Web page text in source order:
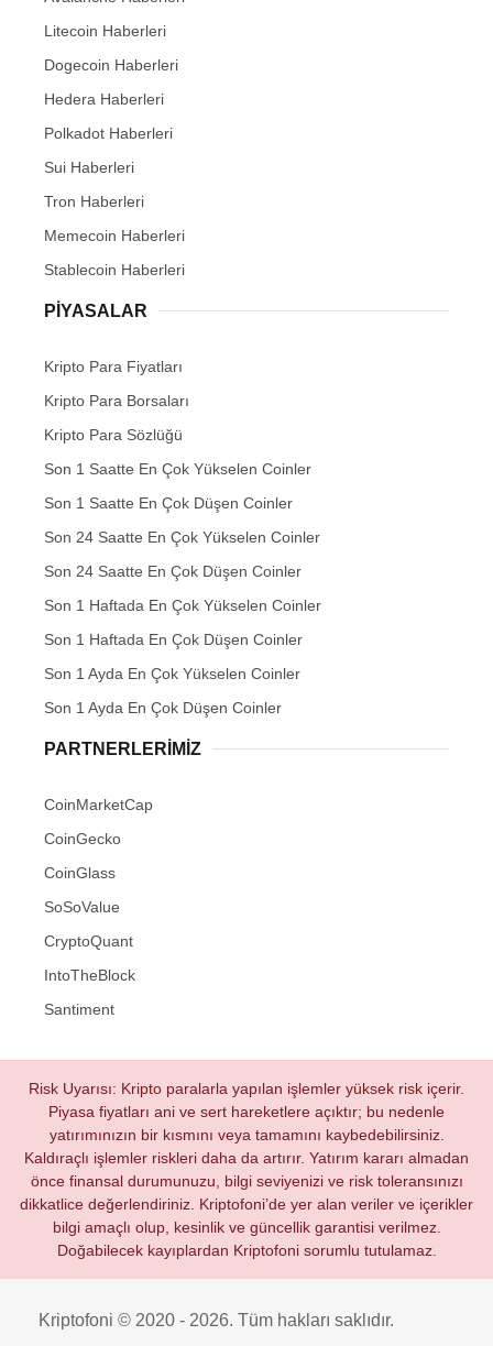
Litecoin Haberleri
Dogecoin Haberleri
Hedera Haberleri
Polkadot Haberleri
Sui Haberleri
Tron Haberleri
Memecoin Haberleri
Stablecoin Haberleri
PIYASALAR
Kripto Para Fiyatları
Kripto Para Borsaları
Kripto Para Sözlüğü
Son 1 Saatte En Çok Yükselen Coinler
Son 1 Saatte En Çok Düşen Coinler
Son 24 Saatte En Çok Yükselen Coinler
Son 24 Saatte En Çok Düşen Coinler
Son 1 Haftada En Çok Yükselen Coinler
Son 1 Haftada En Çok Düşen Coinler
Son 1 Ayda En Çok Yükselen Coinler
Son 1 Ayda En Çok Düşen Coinler
PARTNERLERIMIZ
CoinMarketCap
CoinGecko
CoinGlass
SoSoValue
CryptoQuant
IntoTheBlock
Santiment
Risk Uyarısı: Kripto paralarla yapılan işlemler yüksek risk içerir.
Piyasa fiyatları ani ve sert hareketlere açıktır; bu nedenle
yatırımınızın bir kısmını veya tamamını kaybedebilirsiniz.
Kaldıraçlı işlemler riskleri daha da artırır. Yatırım kararı almadan
önce finansal durumunuzu, bilgi seviyenizi ve risk toleransınızı
dikkatlice değerlendiriniz. Kriptofoni’de yer alan veriler ve içerikler
bilgi amaçlı olup, kesinlik ve güncellik garantisi verilmez.
Doğabilecek kayıplardan Kriptofoni sorumlu tutulamaz.
Kriptofoni © 2020 - 2026. Tüm hakları saklıdır.